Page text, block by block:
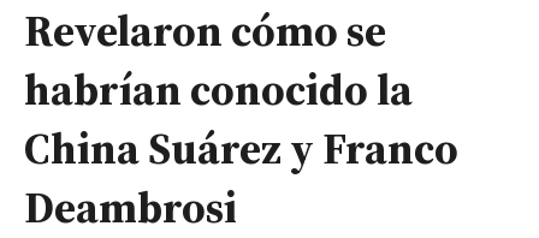
Revelaron cómo se
habrían conocido la
China Suárez y Franco
Deambrosi